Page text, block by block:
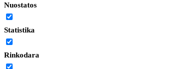
Nuostatos
Statistika
Rinkodara